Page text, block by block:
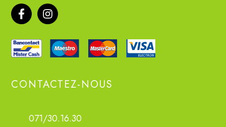
CONTACTEZ-NOUS
071/30.16.30